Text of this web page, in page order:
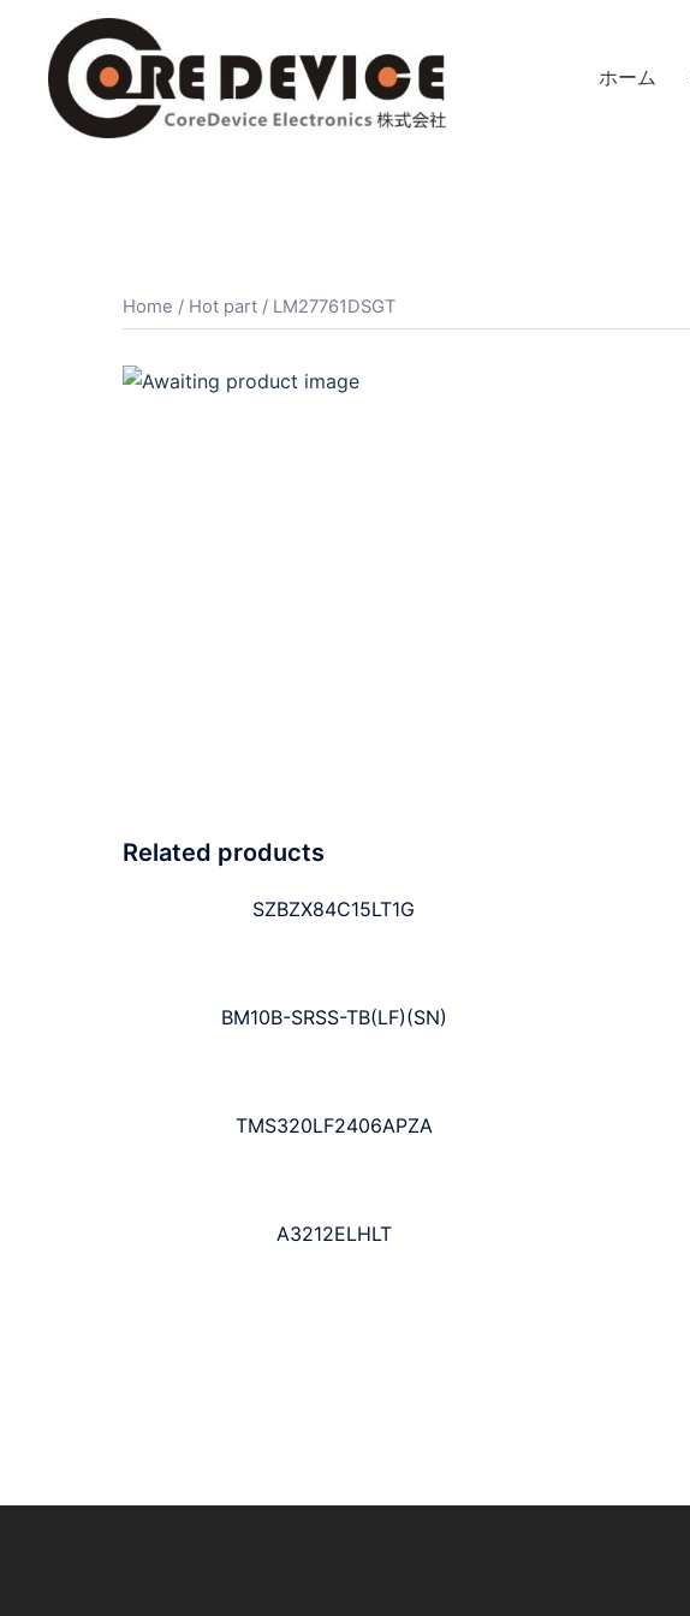
ホーム
Home / Hot part / LM27761DSGT
Related products
SZBZX84C15LT1G
BM10B-SRSS-TB(LF)(SN)
TMS320LF2406APZA
A3212ELHLT